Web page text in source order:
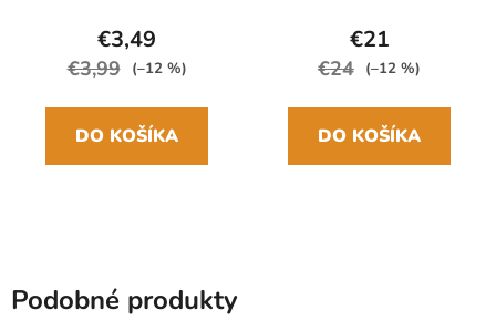
€3,49
€3,99 (–12 %)
DO KOŠÍKA
€21
€24 (–12 %)
DO KOŠÍKA
Podobné produkty